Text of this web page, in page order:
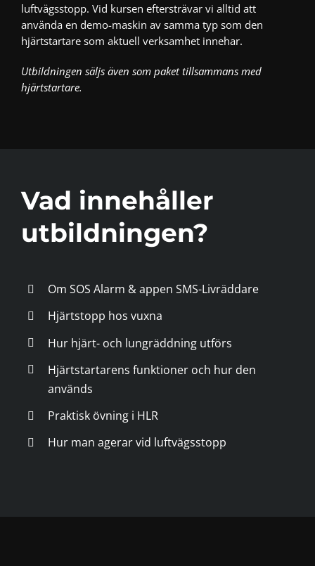
luftvägsstopp. Vid kursen eftersträvar vi alltid att
använda en demo-maskin av samma typ som den
hjärtstartare som aktuell verksamhet innehar.
Utbildningen säljs även som paket tillsammans med
hjärtstartare.
Vad innehåller
utbildningen?
Om SOS Alarm & appen SMS-Livräddare
Hjärtstopp hos vuxna
Hur hjärt- och lungräddning utförs
Hjärtstartarens funktioner och hur den
används
Praktisk övning i HLR
Hur man agerar vid luftvägsstopp